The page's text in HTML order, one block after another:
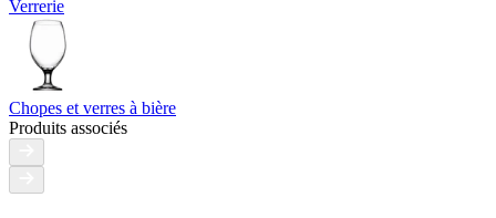
Verrerie
Chopes et verres à bière
Produits associés